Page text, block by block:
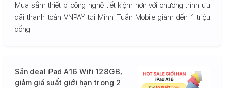
Mua sắm thiết bị công nghệ tiết kiệm hơn với chương trình ưu
đãi thanh toán VNPAY tại Minh Tuấn Mobile giảm đến 1 triệu
đồng.
Săn deal iPad A16 Wifi 128GB,
giảm giá suất giới hạn trong 2